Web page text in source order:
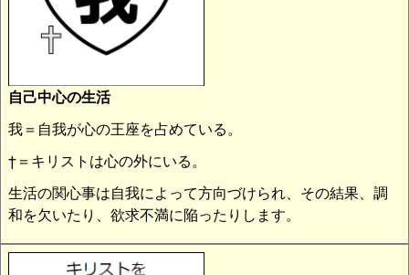
自己中心の生活
我＝自我が心の王座を占めている。
†＝キリストは心の外にいる。
生活の関心事は自我によって方向づけられ、その結果、調
和を欠いたり、欲求不満に陥ったりします。